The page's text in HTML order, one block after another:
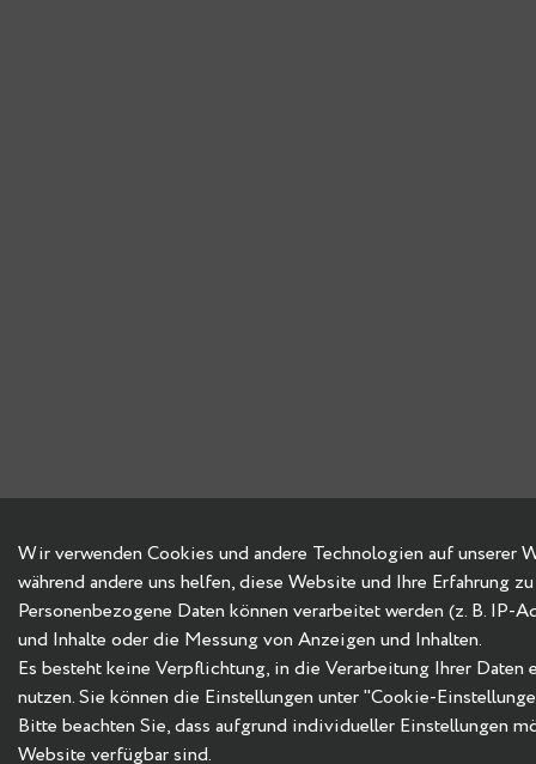
Wir verwenden Cookies und andere Technologien auf unserer
während andere uns helfen, diese Website und Ihre Erfahrung
Personenbezogene Daten können verarbeitet werden (z. B. IP-
und Inhalte oder die Messung von Anzeigen und Inhalten.
Es besteht keine Verpflichtung, in die Verarbeitung Ihrer
nutzen. Sie können die Einstellungen unter "Cookie-
Bitte beachten Sie, dass aufgrund individueller Einstellungen
Website verfügbar sind.